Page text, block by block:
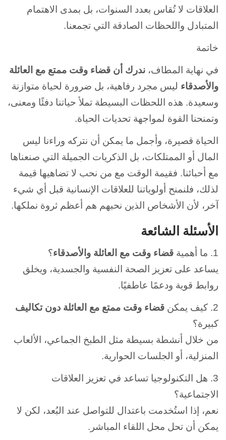
العلاقات لا تُقاس بعدد السنوات، بل بمدى الاهتمام
المتبادل واللحظات الصادقة التي تجمعنا.
خاتمة
في نهاية المطاف، ندرك أن قضاء وقت ممتع مع العائلة
والأصدقاء ليس مجرد رفاهية، بل ضرورة لحياة متوازنة
وسعيدة. هذه اللحظات البسيطة تملأ حياتنا دفئًا ومعنى،
وتمنحنا القوة لمواجهة تحديات الحياة.
الحياة قصيرة، وأجمل ما يمكن أن نتركه وراءنا ليس
المال أو الممتلكات، بل الذكريات الجميلة التي صنعناها
مع أحبائنا. فقيمة الوقت مع من نحب لا تضاهيها قيمة
لذلك، فلنمنح أولوياتنا للعلاقات الإنسانية قبل أي شيء
آخر، لأن الأشخاص الذين نحبهم هم أعظم ثروة نملكها.
الأسئلة الشائعة
1. ما أهمية قضاء وقت مع العائلة والأصدقاء؟
يساعد على تعزيز الصحة النفسية والجسدية، ويخلق
روابط قوية ودعمًا عاطفيًا.
2. كيف يمكن
قضاء وقت ممتع مع العائلة دون تكاليف
كبيرة؟
من خلال أنشطة بسيطة مثل الطبخ الجماعي، الألعاب
المنزلية، أو الجلسات الحوارية.
3. هل التكنولوجيا تساعد في تعزيز العلاقات
الاجتماعية؟
نعم، إذا استُخدمت باعتدال للتواصل عند البُعد، لكن لا
يمكن أن تحل محل اللقاء المباشر.